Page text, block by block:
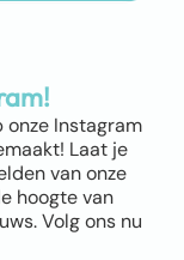
onze Instagram
Laat je
van onze
hoogte van
Volg ons nu